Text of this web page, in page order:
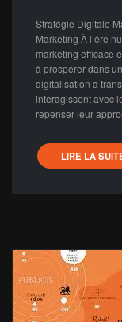
Stratégie Digitale
Marketing À l’ère
marketing efficace
à prospérer dans
digitalisation a
interagissent avec
repenser leur
LIRE LA